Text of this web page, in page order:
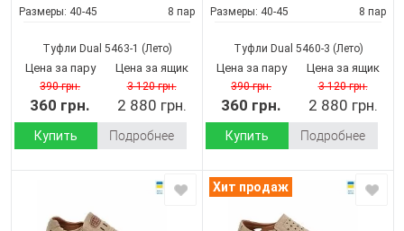
Размеры: 40-45 8 пар
Туфли Dual 5463-1 (Лето)
Цена за пару
390 грн.
360 грн.
Цена за ящик
3 120 грн.
2 880 грн.
Купить Подробнее
Размеры: 40-45 8 пар
Туфли Dual 5460-3 (Лето)
Цена за пару
390 грн.
360 грн.
Цена за ящик
3 120 грн.
2 880 грн.
Купить Подробнее
Хит продаж